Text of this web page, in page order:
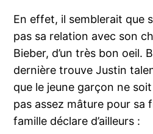
En effet, il semblerait que
pas sa relation avec son
Bieber, d’un très bon oeil.
dernière trouve Justin
que le jeune garçon ne
pas assez mâture pour sa
famille déclare d’ailleurs :